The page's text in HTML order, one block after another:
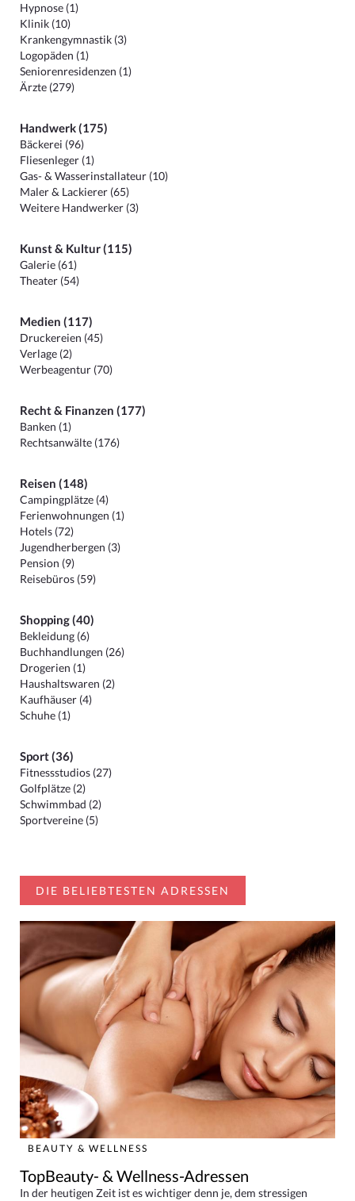
Hypnose (1)
Klinik (10)
Krankengymnastik (3)
Logopäden (1)
Seniorenresidenzen (1)
Ärzte (279)
Handwerk (175)
Bäckerei (96)
Fliesenleger (1)
Gas- & Wasserinstallateur (10)
Maler & Lackierer (65)
Weitere Handwerker (3)
Kunst & Kultur (115)
Galerie (61)
Theater (54)
Medien (117)
Druckereien (45)
Verlage (2)
Werbeagentur (70)
Recht & Finanzen (177)
Banken (1)
Rechtsanwälte (176)
Reisen (148)
Campingplätze (4)
Ferienwohnungen (1)
Hotels (72)
Jugendherbergen (3)
Pension (9)
Reisebüros (59)
Shopping (40)
Bekleidung (6)
Buchhandlungen (26)
Drogerien (1)
Haushaltswaren (2)
Kaufhäuser (4)
Schuhe (1)
Sport (36)
Fitnessstudios (27)
Golfplätze (2)
Schwimmbad (2)
Sportvereine (5)
DIE BELIEBTESTEN ADRESSEN
BEAUTY & WELLNESS
TopBeauty- & Wellness-Adressen
In der heutigen Zeit ist es wichtiger denn je, dem stressigen